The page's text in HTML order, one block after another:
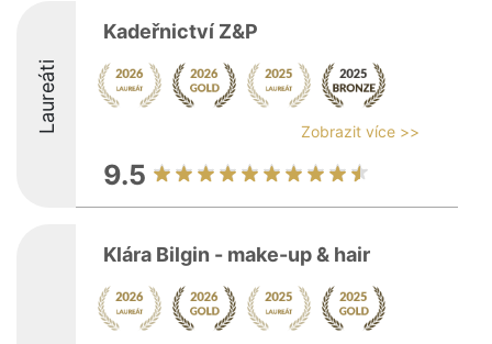
Laureáti
Kadeřnictví Z&P
Zobrazit více >>
9.5
Klára Bilgin - make-up & hair